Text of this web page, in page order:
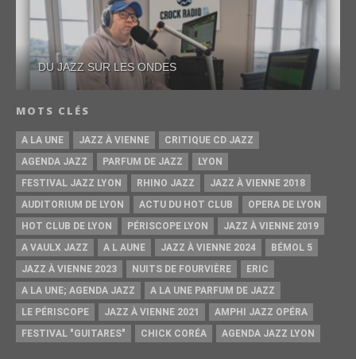
DU JAZZ SUR LES ONDES
MOTS CLÉS
A LA UNE JAZZ À VIENNE
CRITIQUE CD JAZZ
AGENDA JAZZ
PARFUM DE JAZZ
LYON
FESTIVAL JAZZ LYON
RHINO JAZZ
JAZZ À VIENNE 2018
AUDITORIUM DE LYON
ACTU DU HOT CLUB
OPERA DE LYON
HOT CLUB DE LYON
PÉRISCOPE LYON
JAZZ À VIENNE 2019
A VAULX JAZZ
A L AUNE JAZZ À VIENNE 2024
BÉMOL 5
JAZZ À VIENNE 2023
NUITS DE FOURVIÈRE
ERIC
A LA UNE; AGENDA JAZZ
A LA UNE PARFUM DE JAZZ
LE PÉRISCOPE
JAZZ À VIENNE 2021
AMPHI JAZZ OPÉRA
FESTIVAL "GUITARES"
CHICK CORÉA AGENDA JAZZ LYON